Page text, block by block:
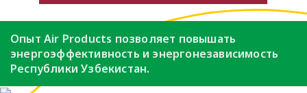
Опыт Air Products позволяет повышать
энергоэффективность и энергонезависимость
Республики Узбекистан.